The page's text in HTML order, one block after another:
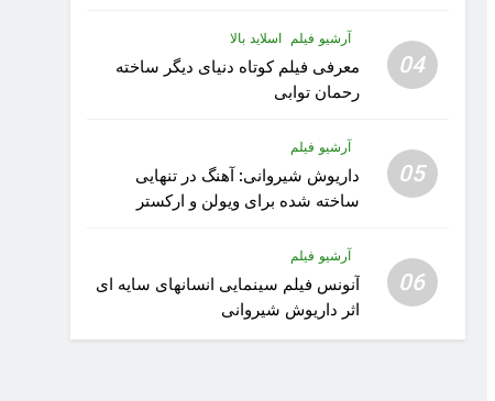
04
آرشیو فیلم اسلاید بالا
معرفی فیلم کوتاه دنیای دیگر ساخته
رحمان توابی
05
آرشیو فیلم
داریوش شیروانی: آهنگ در تنهایی
ساخته شده برای ویولن و ارکستر
06
آرشیو فیلم
آنونس فیلم سینمایی انسانهای سایه ای
اثر داریوش شیروانی